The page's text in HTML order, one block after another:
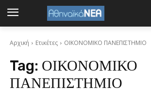
Αρχική Ετικέτες ΟΙΚΟΝΟΜΙΚΟ ΠΑΝΕΠΙΣΤΗΜΙΟ
Tag: ΟΙΚΟΝΟΜΙΚΟ
ΠΑΝΕΠΙΣΤΗΜΙΟ